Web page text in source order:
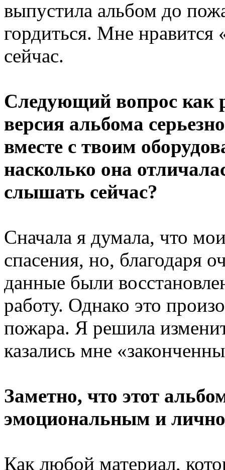
выпустила альбом до
гордиться. Мне
сейчас.
Следующий вопрос как
версия альбома
вместе с твоим
насколько она
слышать сейчас?
Сначала я думала, что
спасения, но, благодаря
данные были
работу. Однако это
пожара. Я решила
казались мне
Заметно, что этот
эмоциональным и
Как любой материал,